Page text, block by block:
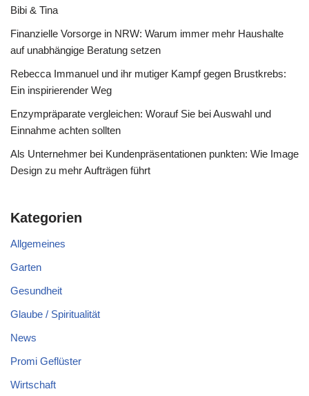
Bibi & Tina
Finanzielle Vorsorge in NRW: Warum immer mehr Haushalte
auf unabhängige Beratung setzen
Rebecca Immanuel und ihr mutiger Kampf gegen Brustkrebs:
Ein inspirierender Weg
Enzympräparate vergleichen: Worauf Sie bei Auswahl und
Einnahme achten sollten
Als Unternehmer bei Kundenpräsentationen punkten: Wie Image
Design zu mehr Aufträgen führt
Kategorien
Allgemeines
Garten
Gesundheit
Glaube / Spiritualität
News
Promi Geflüster
Wirtschaft